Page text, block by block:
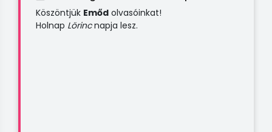
Köszöntjük Emőd olvasóinkat!
Holnap Lörincnapja lesz.